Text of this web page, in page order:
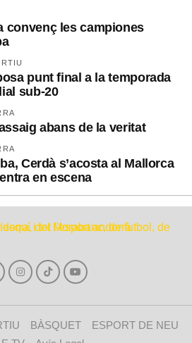
convenç les campiones
punt final a la temporada
sub-20
abans de la veritat
Cerdà s’acosta al Mallorca
en escena
BÀSQUET
ESPORT DE NEU